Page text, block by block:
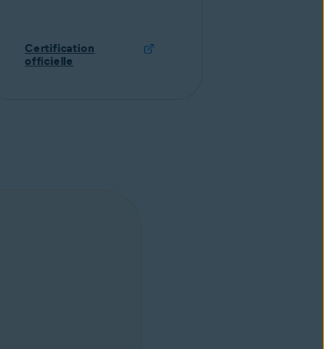
Certification
officielle